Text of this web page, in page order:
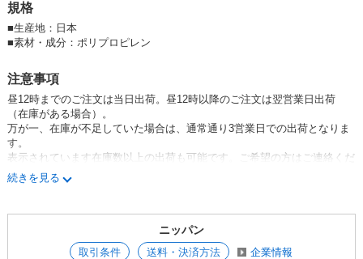
規格
■生産地：日本
■素材・成分：ポリプロピレン
注意事項
昼12時までのご注文は当日出荷。昼12時以降のご注文は翌営業日出荷
（在庫がある場合）。
万が一、在庫が不足していた場合は、通常通り3営業日での出荷となりま
す。
表示されています在庫数以上の出荷も可能です。ご希望の方はご連絡くだ
さい。
※デザイン等予告なく変更になる場合がございます。
続きを見る
ニッパン
取引条件 送料・決済方法 企業情報